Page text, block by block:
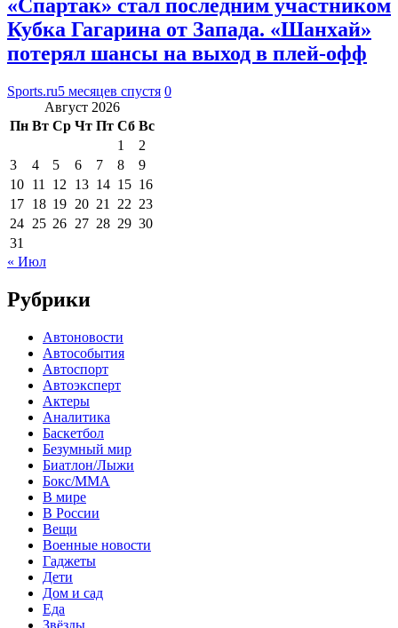
«Спартак» стал последним участником
Кубка Гагарина от Запада. «Шанхай»
потерял шансы на выход в плей-офф
Sports.ru5 месяцев спустя 0
Август 2026
Пн Вт Ср Чт Пт Сб Вс
1
2
3
4 5 6 7 8
9
10 11 12 13 14 15 16
17 18 19 20 21 22 23
24 25 26 27 28 29 30
31
« Июл
Рубрики
Автоновости
Автособытия
Автоспорт
Автоэксперт
Актеры
Аналитика
Баскетбол
Безумный мир
Биатлон/Лыжи
Бокс/MMA
В мире
В России
Вещи
Военные новости
Гаджеты
Дети
Дом и сад
Еда
Звёзды